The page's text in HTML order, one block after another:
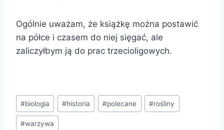
Ogólnie uważam, że książkę można postawić
na półce i czasem do niej sięgać, ale
zaliczyłbym ją do prac trzecioligowych.
Tagi
wpisu:
#biologia #historia #polecane #rośliny
#warzywa